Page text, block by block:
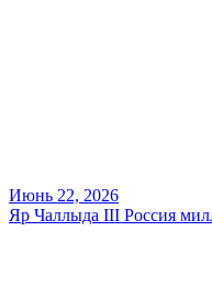
Июнь 22, 2026
Яр Чаллыда III Россия